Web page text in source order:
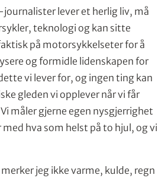
lever et herlig liv, må
teknologi og kan sitte
på motorsykkelseter for å
og formidle lidenskapen for
vi lever for, og ingen ting kan
gleden vi opplever når vi får
måler gjerne egen nysgjerrighet
hva som helst på to hjul, og vi
jeg ikke varme, kulde, regn